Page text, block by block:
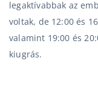
legaktívabbak az
voltak, de 12:00 és
valamint 19:00 és
kiugrás.